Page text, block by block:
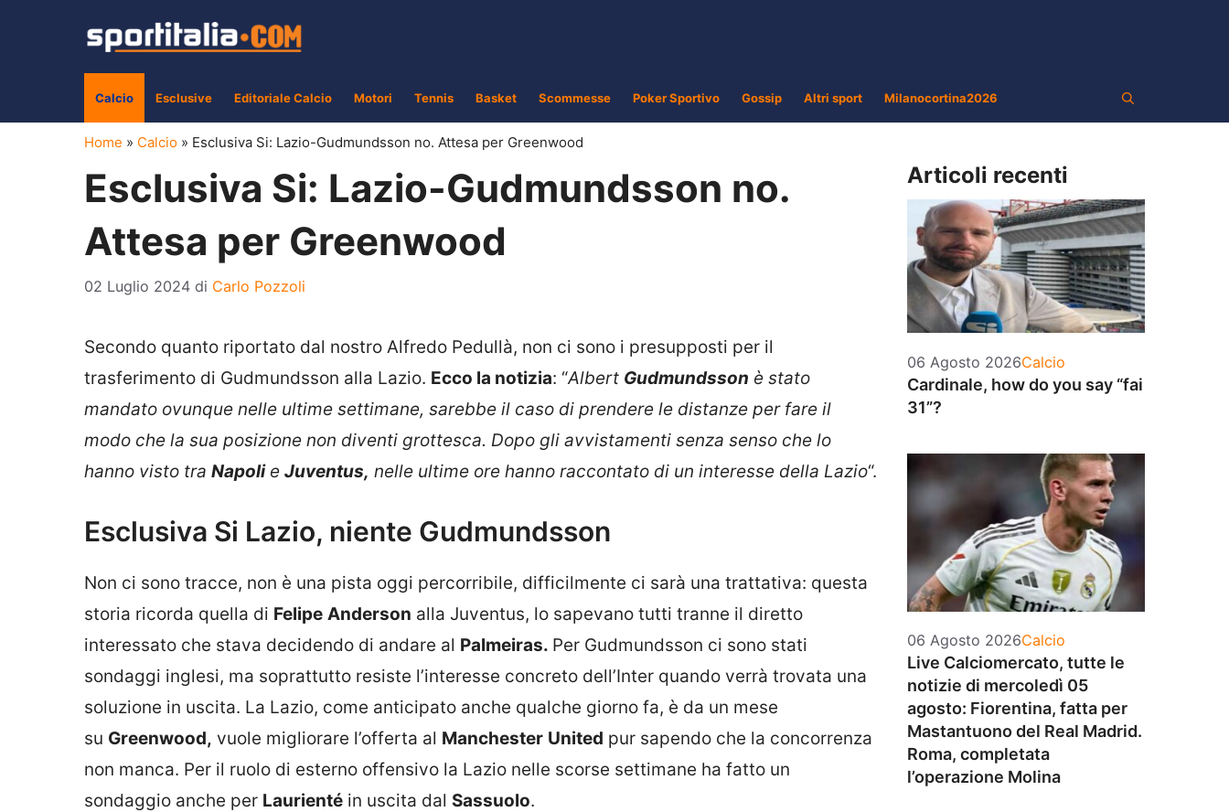
Calcio Esclusive Editoriale Calcio Motori Tennis Basket Scommesse Poker Sportivo Gossip Altri sport Milanocortina2026
Home » Calcio » Esclusiva Si: Lazio-Gudmundsson no. Attesa per Greenwood
Esclusiva Si: Lazio-Gudmundsson no.
Attesa per Greenwood
02 Luglio 2024 di Carlo Pozzoli
Secondo quanto riportato dal nostro Alfredo Pedullà, non ci sono i presupposti per il
trasferimento di Gudmundsson alla Lazio. Ecco la notizia: “Albert Gudmundsson è stato
mandato ovunque nelle ultime settimane, sarebbe il caso di prendere le distanze per fare il
modo che la sua posizione non diventi grottesca. Dopo gli avvistamenti senza senso che lo
hanno visto tra Napolie Juventus, nelle ultime ore hanno raccontato di un interesse della Lazio“.
Esclusiva Si Lazio, niente Gudmundsson
Non ci sono tracce, non è una pista oggi percorribile, difficilmente ci sarà una trattativa: questa
storia ricorda quella di Felipe Anderson alla Juventus, lo sapevano tutti tranne il diretto
interessato che stava decidendo di andare al Palmeiras. Per Gudmundsson ci sono stati
sondaggi inglesi, ma soprattutto resiste l’interesse concreto dell’Inter quando verrà trovata una
soluzione in uscita. La Lazio, come anticipato anche qualche giorno fa, è da un mese
su Greenwood, vuole migliorare l’offerta al Manchester United pur sapendo che la concorrenza
non manca. Per il ruolo di esterno offensivo la Lazio nelle scorse settimane ha fatto un
sondaggio anche per Laurienté in uscita dal Sassuolo.
Articoli recenti
06 Agosto 2026Categorie
Calcio
Cardinale, how do you say “fai
31”?
06 Agosto 2026Categorie
Calcio
Live Calciomercato, tutte le
notizie di mercoledì 05
agosto: Fiorentina, fatta per
Mastantuono del Real Madrid.
Roma, completata
l’operazione Molina